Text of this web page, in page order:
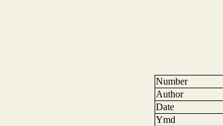
Number
Author
Date
Ymd